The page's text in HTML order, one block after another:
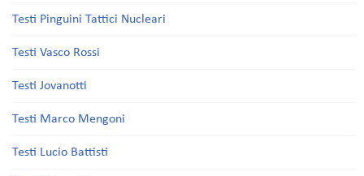
Testi Pinguini Tattici Nucleari
Testi Vasco Rossi
Testi Jovanotti
Testi Marco Mengoni
Testi Lucio Battisti